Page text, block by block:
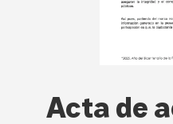
Acta de